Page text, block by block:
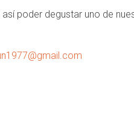
poder degustar uno de